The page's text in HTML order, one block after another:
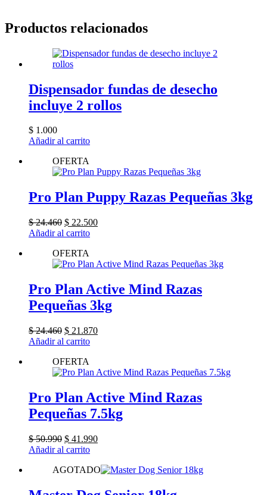
Productos relacionados
Dispensador fundas de desecho
incluye 2 rollos
$ 1.000
Añadir al carrito
OFERTA
Pro Plan Puppy Razas Pequeñas 3kg
$24.460 El
precio
era:
$ 24.460.
$ 22.500El
$ 22.500.
Añadir al carrito
OFERTA
Pro Plan Active Mind Razas
Pequeñas 3kg
$24.460 El
precio
era:
$ 24.460.
$ 21.870El
$ 21.870.
Añadir al carrito
OFERTA
Pro Plan Active Mind Razas
Pequeñas 7.5kg
$50.990 El
precio
era:
$ 41.990El
es:
Añadir al carrito
AGOTADO